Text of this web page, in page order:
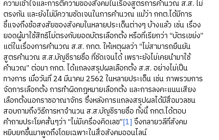
ความเข้าใจและการตีความของสังคมในเรื่องสูตรการคำนวณ ส.ส. ไม่
ตรงกัน และยังไม่มีความชัดเจนในการคำนวณ แม้ว่า กกต.ได้มีการ
ชี้แจงถึงข้อสงสัยของสังคมในหลายประเด็นต่างๆ บ้างแล้ว เช่น เรื่อง
ยอดผู้มาใช้สิทธิไม่ตรงกับยอดบัตรเลือกตั้ง หรือที่เรียกว่า “บัตรเขย่ง”
แต่ในเรื่องการคำนวณ ส.ส. กกต. ให้เหตุผลว่า “ไม่สามารถยืนยัน
สูตรคำนวณ ส.ส.บัญชีรายชื่อ ที่ชัดเจนได้ เพราะยังไม่เคยนำมาใช้
คำนวณ” ต่อมา กกต. ได้แถลงสรุปผลเลือกตั้ง ส.ส. อย่างไม่เป็น
ทางการ เมื่อวันที่ 24 มีนาคม 2562 ในหลายประเด็น เช่น ภาพรวมการ
จัดการเลือกตั้ง การทำผิดกฎหมายเลือกตั้ง และการลงคะแนนเสียง
เลือกตั้งนอกราชอาณาจักร ซึ่งหลังการแถลงสรุปผลได้มีสื่อมวลชน
สอบถามถึงวิธีการหาจำนวน ส.ส.บัญชีรายชื่อ ทั้งนี้ กกต.ได้ตอบ
คำถามประโยคสั้นๆว่า “ไม่มีเครื่องคิดเลข”[1] จึงกลายวลีที่สังคม
หยิบยกขึ้นมาพูดถึงโดยเฉพาะในสื่อสังคมออนไลน์